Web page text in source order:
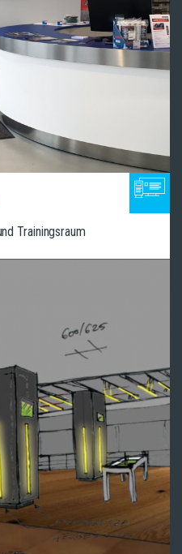
Trainingsraum